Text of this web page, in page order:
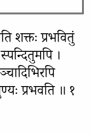
शक्तः प्रभवितुं
।
प्रभवति ॥ १